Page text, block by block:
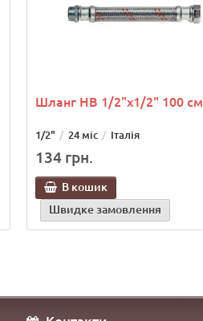
Шланг НВ 1/2"х1/2" 100 см
1/2" 24 міс Італія
134 грн.
В кошик
Швидке замовлення